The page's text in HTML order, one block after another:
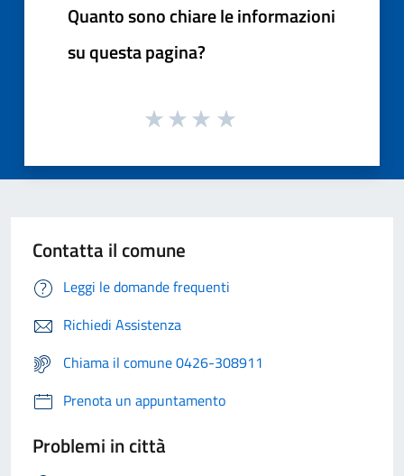
Quanto sono chiare le informazioni
su questa pagina?
Contatta il comune
Leggi le domande frequenti
Richiedi Assistenza
Chiama il comune 0426-308911
Prenota un appuntamento
Problemi in città